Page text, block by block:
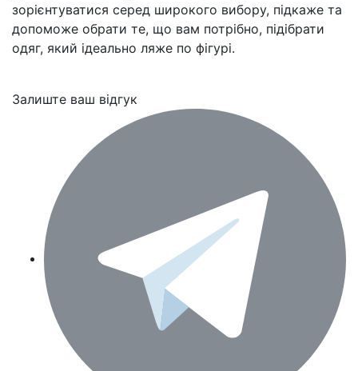
зорієнтуватися серед широкого вибору, підкаже та
допоможе обрати те, що вам потрібно, підібрати
одяг, який ідеально ляже по фігурі.
Залиште ваш відгук